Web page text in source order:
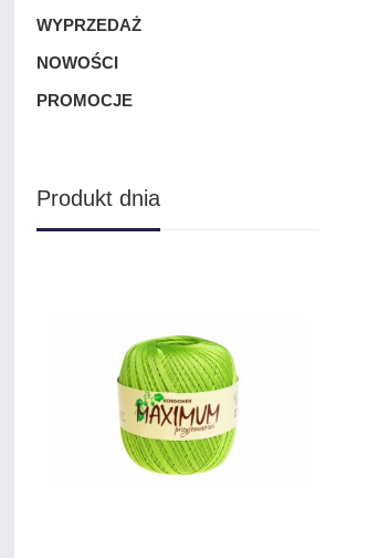
WYPRZEDAŻ
NOWOŚCI
PROMOCJE
Produkt dnia